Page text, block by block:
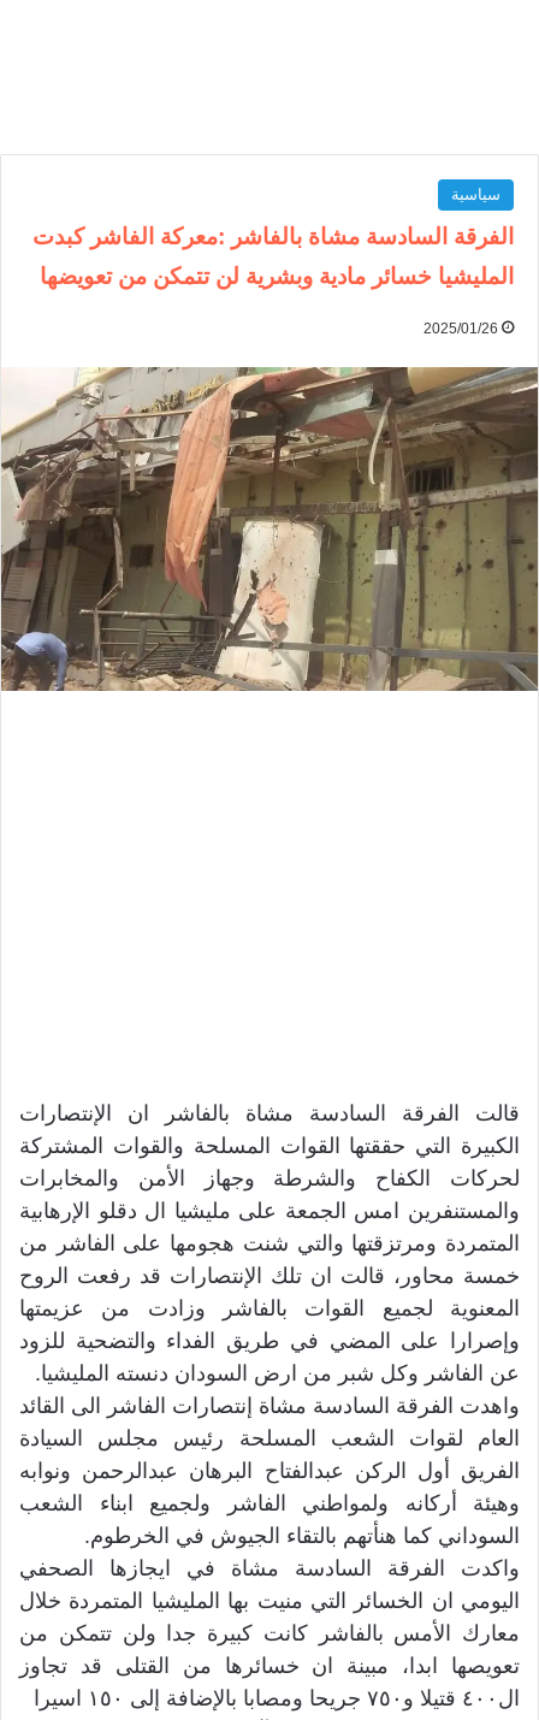
سياسية
الفرقة السادسة مشاة بالفاشر :معركة الفاشر كبدت
المليشيا خسائر مادية وبشرية لن تتمكن من تعويضها
2025/01/26
قالت الفرقة السادسة مشاة بالفاشر ان الإنتصارات
الكبيرة التي حققتها القوات المسلحة والقوات المشتركة
لحركات الكفاح والشرطة وجهاز الأمن والمخابرات
والمستنفرين امس الجمعة على مليشيا ال دقلو الإرهابية
المتمردة ومرتزقتها والتي شنت هجومها على الفاشر من
خمسة محاور، قالت ان تلك الإنتصارات قد رفعت الروح
المعنوية لجميع القوات بالفاشر وزادت من عزيمتها
وإصرارا على المضي في طريق الفداء والتضحية للزود
عن الفاشر وكل شبر من ارض السودان دنسته المليشيا.
واهدت الفرقة السادسة مشاة إنتصارات الفاشر الى القائد
العام لقوات الشعب المسلحة رئيس مجلس السيادة
الفريق أول الركن عبدالفتاح البرهان عبدالرحمن ونوابه
وهيئة أركانه ولمواطني الفاشر ولجميع ابناء الشعب
السوداني كما هنأتهم بالتقاء الجيوش في الخرطوم.
واكدت الفرقة السادسة مشاة في ايجازها الصحفي
اليومي ان الخسائر التي منيت بها المليشيا المتمردة خلال
معارك الأمس بالفاشر كانت كبيرة جدا ولن تتمكن من
تعويصها ابدا، مبينة ان خسائرها من القتلى قد تجاوز
ال٤٠٠ قتيلا و٧٥٠ جريحا ومصابا بالإضافة إلى ١٥٠ اسيرا